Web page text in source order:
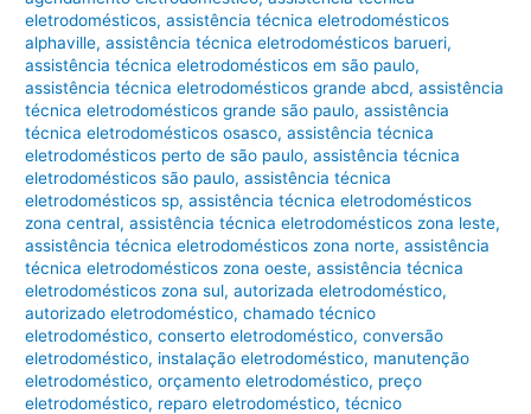
eletrodomésticos,assistência técnica eletrodomésticos
alphaville,assistência técnica eletrodomésticos barueri,
assistência técnica eletrodomésticos em são paulo,
assistência técnica eletrodomésticos grande abcd,assistência
técnica eletrodomésticos grande são paulo,assistência
técnica eletrodomésticos osasco,assistência técnica
eletrodomésticos perto de são paulo,assistência técnica
eletrodomésticos são paulo,assistência técnica
eletrodomésticos sp,assistência técnica eletrodomésticos
zona central,assistência técnica eletrodomésticos zona leste,
assistência técnica eletrodomésticos zona norte,assistência
técnica eletrodomésticos zona oeste,assistência técnica
eletrodomésticos zona sul,autorizada eletrodoméstico,
autorizado eletrodoméstico,chamado técnico
eletrodoméstico,conserto eletrodoméstico,conversão
eletrodoméstico, instalação eletrodoméstico, manutenção
eletrodoméstico,orçamento eletrodoméstico, preço
eletrodoméstico, reparo eletrodoméstico,técnico